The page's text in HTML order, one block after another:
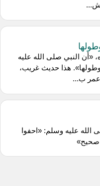
النبي صلى الله عليه
هذا حديث غريب،
ب...
عليه وسلم: «احفوا
صحيح»